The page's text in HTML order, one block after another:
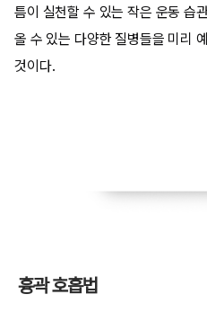
틈이 실천할 수 있는 작은 운동 습
올 수 있는 다양한 질병들을 미리
것이다.
흉곽 호흡법